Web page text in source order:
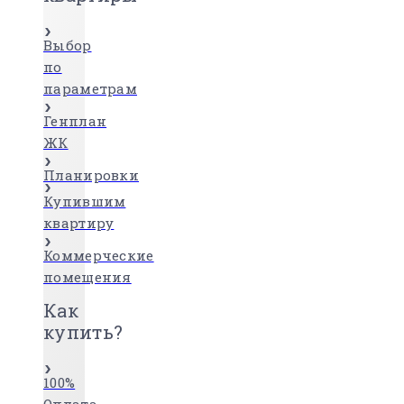
Выбор
по
параметрам
Генплан
ЖК
Планировки
Купившим
квартиру
Коммерческие
помещения
Как
купить?
100%